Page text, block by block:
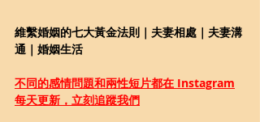
維繫婚姻的七大黃金法則｜夫妻相處｜夫妻溝
通｜婚姻生活
不同的感情問題和兩性短片都在 Instagram
每天更新，立刻追蹤我們